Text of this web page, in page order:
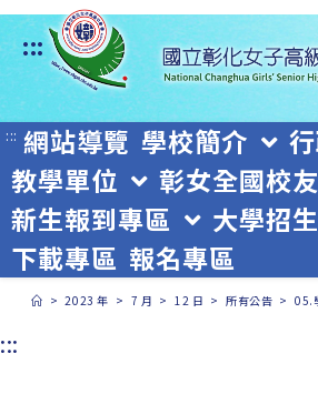
跳
轉
至
主
要
內
容
:::
::: 網站導覽 學校簡介
教學單位
彰女全國校
新生報到專區
大學招
下載專區 報名專區
> 2023 年 > 7 月 > 12 日 > 所有公告 > 05.
:::